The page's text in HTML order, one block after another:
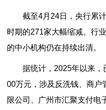
截至4月24日，央行累
时期的271家大幅缩减。行
的中小机构仍在持续出清。
据统计，2025年以来
00万元，涉及反洗钱、商户
限公司、广州市汇聚支付电